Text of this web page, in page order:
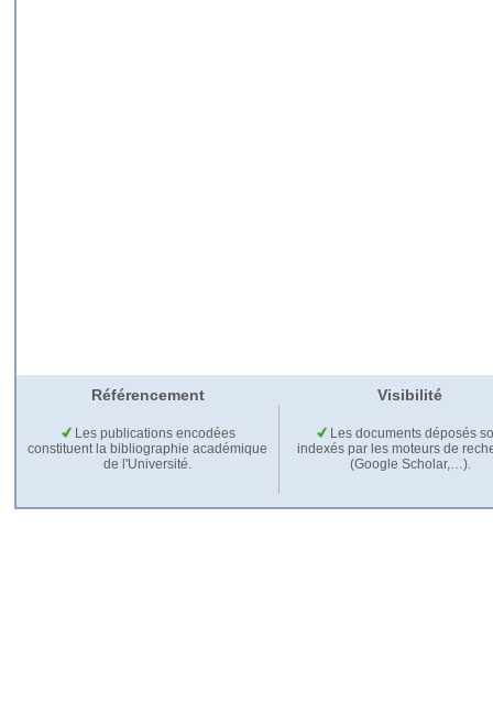
Référencement Visibilité
Les publications encodées
constituent la bibliographie académique
de l'Université.
Les documents déposés
indexés par les moteurs de
(Google Scholar,…).